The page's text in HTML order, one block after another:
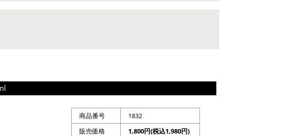
商品番号
1832
販売価格
1,800円(税込1,980円)